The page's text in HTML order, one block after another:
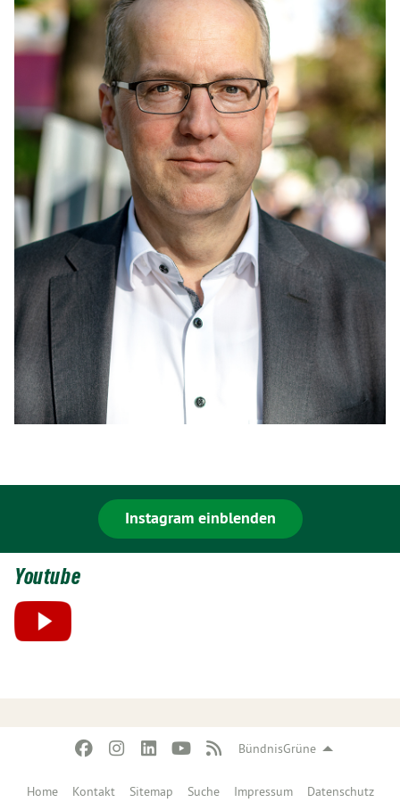
BündnisGrüne
Home Kontakt Sitemap Suche Impressum Datenschutz
Instagram einblenden
Youtube